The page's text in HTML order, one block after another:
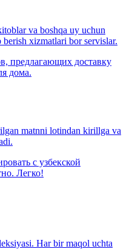
va boshqa uy uchun
xizmatlari bor servislar.
предлагающих доставку
дома.
matnni lotindan kirillga va
с узбекской
Легко!
Har bir maqol uchta